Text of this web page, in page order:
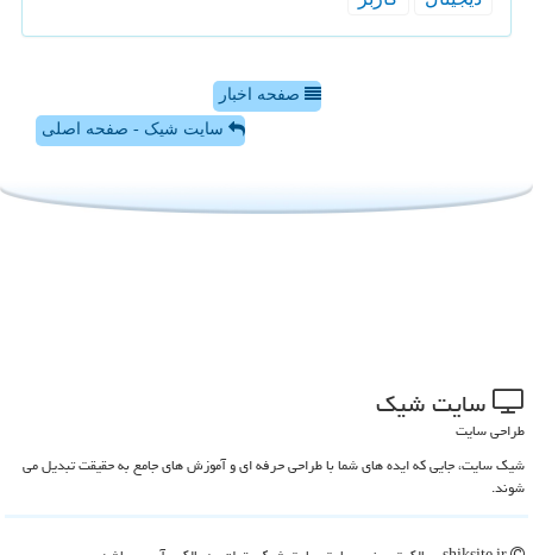
صفحه اخبار
سایت شیک - صفحه اصلی
سایت شیك
طراحی سایت
شیک سایت، جایی که ایده های شما با طراحی حرفه ای و آموزش های جامع به حقیقت تبدیل می
شوند.